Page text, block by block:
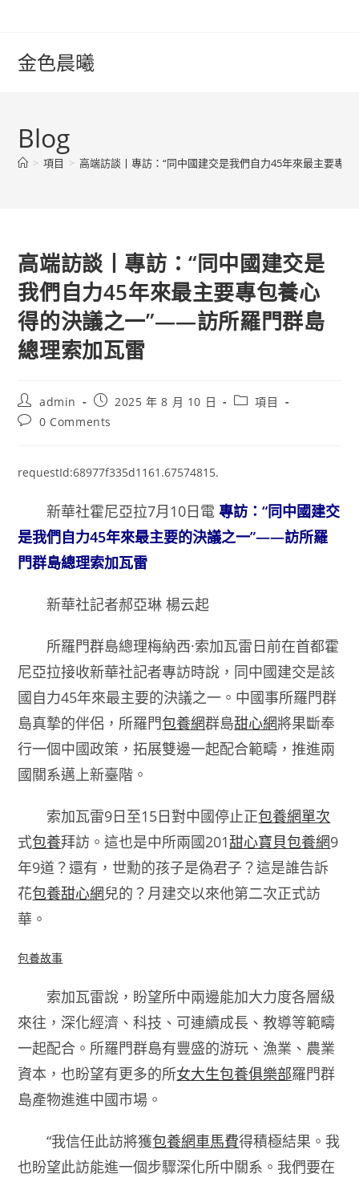
content金色晨曦
Blog
> 項目 > 高端訪談丨專訪：“同中國建交是我們自力45年來最主要專
高端訪談丨專訪：“同中國建交是
我們自力45年來最主要專包養心
得的決議之一”——訪所羅門群島
總理索加瓦雷
Post
author:
admin
Post
published:
2025 年 8 月 10 日
Post項目
Post0 Comments
requestId:68977f335d1161.67574815.
新華社霍尼亞拉7月10日電專訪：“同中國建交
是我們自力45年來最主要的決議之一”——訪所羅
門群島總理索加瓦雷
新華社記者郝亞琳 楊云起
所羅門群島總理梅納西·索加瓦雷日前在首都霍
尼亞拉接收新華社記者專訪時說，同中國建交是該
國自力45年來最主要的決議之一。中國事所羅門群
島真摯的伴侶，所羅門包養網群島甜心網將果斷奉
行一個中國政策，拓展雙邊一起配合範疇，推進兩
國關系邁上新臺階。
索加瓦雷9日至15日對中國停止正包養網單次
式包養拜訪。這也是中所兩國201甜心寶貝包養網9
年9道？還有，世勳的孩子是偽君子？這是誰告訴
花包養甜心網兒的？月建交以來他第二次正式訪
華。
包養故事
索加瓦雷說，盼望所中兩邊能加大力度各層級
來往，深化經濟、科技、可連續成長、教導等範疇
一起配合。所羅門群島有豐盛的游玩、漁業、農業
資本，也盼望有更多的所女大生包養俱樂部羅門群
島產物進進中國市場。
“我信任此訪將獲包養網車馬費得積極結果。我
也盼望此訪能進一個步驟深化所中關系。我們要在